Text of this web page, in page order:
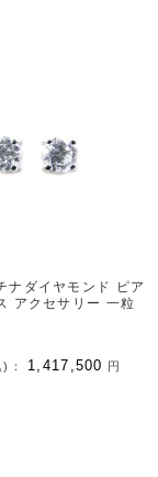
ナダイヤモンド ピア
アクセサリー 一粒
)： 1,417,500 円